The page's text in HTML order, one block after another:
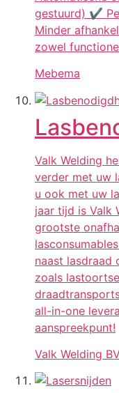
gestuurd) ✔
Minder
zowel
Mebema
Valk Welding
verder met uw
u ook met uw
jaar tijd is Valk
grootste
naast lasdraad
zoals
all-in-one
aanspreekpunt!
Valk Welding